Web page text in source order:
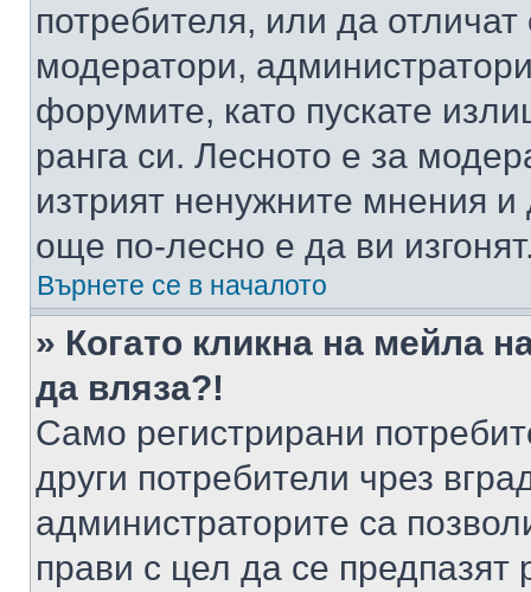
потребителя, или да
модератори,
форумите, като пускате
ранга си. Лесното е за
изтрият ненужните мнения
още по-лесно е да ви
Върнете се в началото
» Когато кликна на мейла
да вляза?!
Само регистрирани
други потребители чрез
администраторите са
прави с цел да се предпазят